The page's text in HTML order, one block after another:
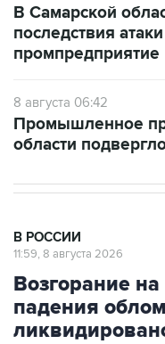
В Самарской
последствия
промпредприятие
8 августа 06:42
Промышленное
области
В РОССИИ
11:59, 8 августа 2026
Возгорание
падения